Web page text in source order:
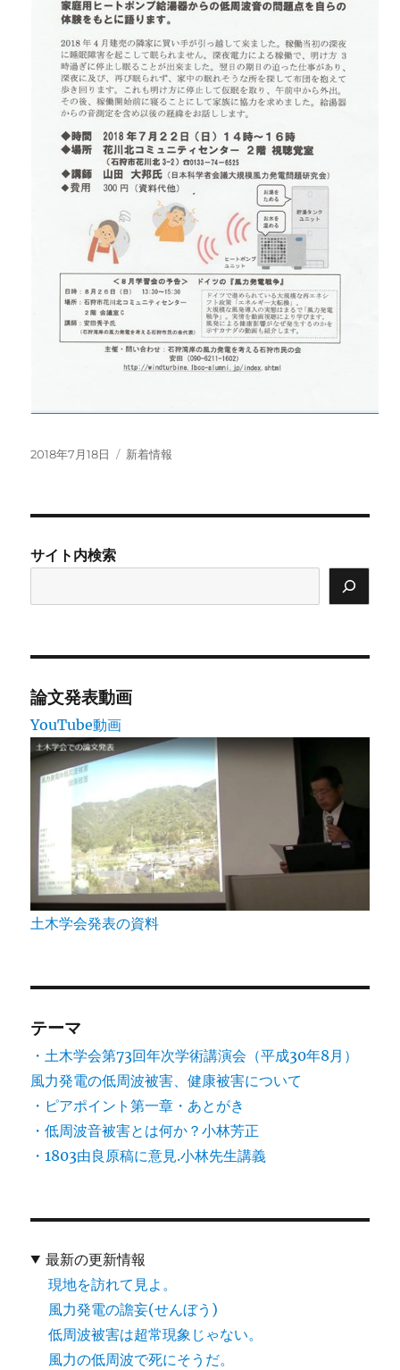
投
2018年7月18日
カ
新着情報
サイト内検索
論文発表動画
YouTube動画
土木学会発表の資料
テーマ
・土木学会第73回年次学術講演会（平成30年8月）
風力発電の低周波被害、健康被害について
・ピアポイント第一章・あとがき
・低周波音被害とは何か？小林芳正
・1803由良原稿に意見.小林先生講義
最新の更新情報
現地を訪れて見よ。
風力発電の譫妄(せんぼう)
低周波被害は超常現象じゃない。
風力の低周波で死にそうだ。